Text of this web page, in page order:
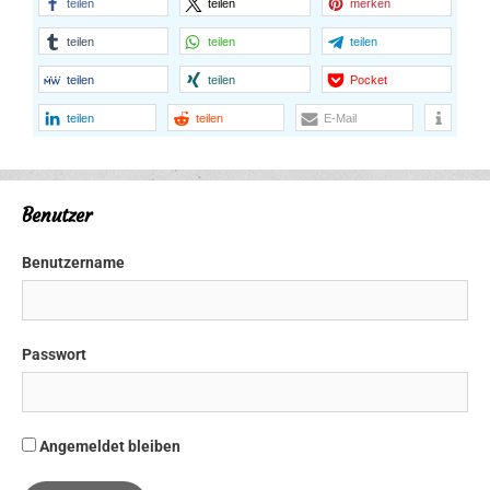
teilen teilen merken
teilen teilen teilen
teilen teilen Pocket
teilen teilen E-Mail
Benutzer
Benutzername
Passwort
Angemeldet bleiben